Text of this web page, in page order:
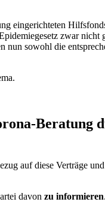
eingerichteten
zwar
nun sowohl die
Beratung
auf diese Verträge
davon zu informieren